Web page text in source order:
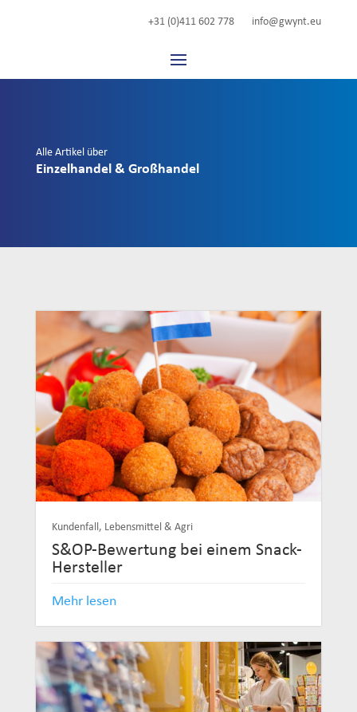
+31 (0)411 602 778 info@gwynt.eu
Alle Artikel über
Einzelhandel & Großhandel
Kundenfall, Lebensmittel & Agri
S&OP-Bewertung bei einem Snack-
Hersteller
Mehr lesen